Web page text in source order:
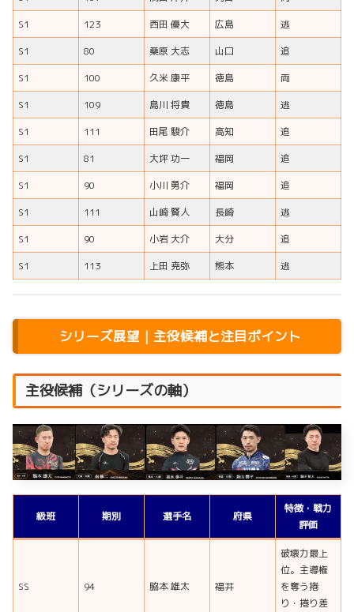
S1
123 西田 優大 広島
逃
S1
80 桑原 大志 山口
追
S1
100 久米 康平 徳島
両
S1
109 島川 将貴 徳島
逃
S1
111 田尾 駿介 高知
追
S1
81 大坪 功一 福岡
追
S1
90 小川 勇介 福岡
追
S1
111 山崎 賢人 長崎
逃
S1
90 小岩 大介 大分
追
S1
113 上田 尭弥 熊本 逃
シリーズ展望｜主役候補と注目ポイント
主役候補（シリーズの軸）
級班 期別 選手名 府県
特徴・戦力
評価
SS 94 脇本 雄太 福井
破壊力最上
位。主導権
を奪う捲
り・捲り差